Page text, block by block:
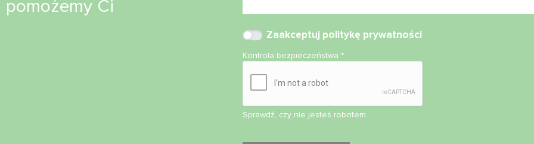
pomożemy Ci
Zaakceptuj politykę prywatności
Kontrola bezpieczeństwa*
Sprawdź, czy nie jesteś robotem.